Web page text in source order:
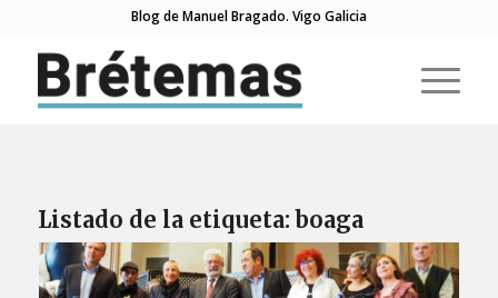
Blog de Manuel Bragado. Vigo Galicia
Listado de la etiqueta:boaga